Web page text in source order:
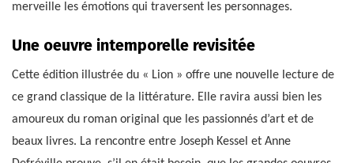
merveille les émotions qui traversent les personnages.
Une oeuvre intemporelle revisitée
Cette édition illustrée du « Lion » offre une nouvelle lecture de
ce grand classique de la littérature. Elle ravira aussi bien les
amoureux du roman original que les passionnés d’art et de
beaux livres. La rencontre entre Joseph Kessel et Anne